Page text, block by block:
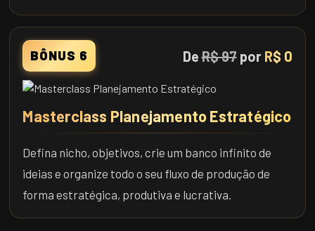
BÔNUS 6 DeR$ 97por R$ 0
Masterclass Planejamento Estratégico
Defina nicho, objetivos, crie um banco infinito de
ideias e organize todo o seu fluxo de produção de
forma estratégica, produtiva e lucrativa.